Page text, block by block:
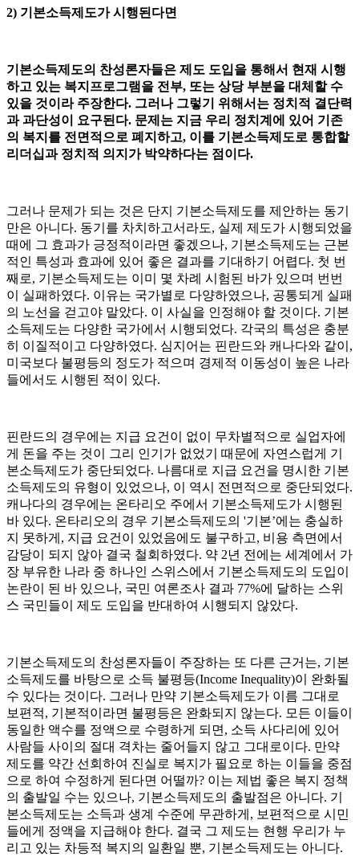
2) 기본소득제도가 시행된다면
기본소득제도의 찬성론자들은 제도 도입을 통해서 현재 시행
하고 있는 복지프로그램을 전부, 또는 상당 부분을 대체할 수
있을 것이라 주장한다. 그러나 그렇기 위해서는 정치적 결단력
과 과단성이 요구된다. 문제는 지금 우리 정치계에 있어 기존
의 복지를 전면적으로 폐지하고, 이를 기본소득제도로 통합할
리더십과 정치적 의지가 박약하다는 점이다.
그러나 문제가 되는 것은 단지 기본소득제도를 제안하는 동기
만은 아니다. 동기를 차치하고서라도, 실제 제도가 시행되었을
때에 그 효과가 긍정적이라면 좋겠으나, 기본소득제도는 근본
적인 특성과 효과에 있어 좋은 결과를 기대하기 어렵다. 첫 번
째로, 기본소득제도는 이미 몇 차례 시험된 바가 있으며 번번
이 실패하였다. 이유는 국가별로 다양하였으나, 공통되게 실패
의 노선을 걷고야 말았다. 이 사실을 인정해야 할 것이다. 기본
소득제도는 다양한 국가에서 시행되었다. 각국의 특성은 충분
히 이질적이고 다양하였다. 심지어는 핀란드와 캐나다와 같이,
미국보다 불평등의 정도가 적으며 경제적 이동성이 높은 나라
들에서도 시행된 적이 있다.
핀란드의 경우에는 지급 요건이 없이 무차별적으로 실업자에
게 돈을 주는 것이 그리 인기가 없었기 때문에 자연스럽게 기
본소득제도가 중단되었다. 나름대로 지급 요건을 명시한 기본
소득제도의 유형이 있었으나, 이 역시 전면적으로 중단되었다.
캐나다의 경우에는 온타리오 주에서 기본소득제도가 시행된
바 있다. 온타리오의 경우 기본소득제도의 '기본’에는 충실하
지 못하게, 지급 요건이 있었음에도 불구하고, 비용 측면에서
감당이 되지 않아 결국 철회하였다. 약 2년 전에는 세계에서 가
장 부유한 나라 중 하나인 스위스에서 기본소득제도의 도입이
논란이 된 바 있으나, 국민 여론조사 결과 77%에 달하는 스위
스 국민들이 제도 도입을 반대하여 시행되지 않았다.
기본소득제도의 찬성론자들이 주장하는 또 다른 근거는, 기본
소득제도를 바탕으로 소득 불평등(Income Inequality)이 완화될
수 있다는 것이다. 그러나 만약 기본소득제도가 이름 그대로
보편적, 기본적이라면 불평등은 완화되지 않는다. 모든 이들이
동일한 액수를 정액으로 수령하게 되면, 소득 사다리에 있어
사람들 사이의 절대 격차는 줄어들지 않고 그대로이다. 만약
제도를 약간 선회하여 진실로 복지가 필요로 하는 이들을 중점
으로 하여 수정하게 된다면 어떨까? 이는 제법 좋은 복지 정책
의 출발일 수는 있으나, 기본소득제도의 출발점은 아니다. 기
본소득제도는 소득과 생계 수준에 무관하게, 보편적으로 시민
들에게 정액을 지급해야 한다. 결국 그 제도는 현행 우리가 누
리고 있는 차등적 복지의 일환일 뿐, 기본소득제도는 아니다.